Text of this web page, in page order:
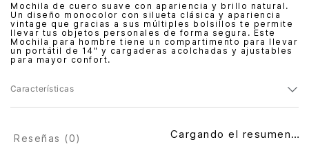
Mochila de cuero suave con apariencia y brillo natural.
Un diseño monocolor con silueta clásica y apariencia
vintage que gracias a sus múltiples bolsillos te permite
llevar tus objetos personales de forma segura. Este
Mochila para hombre tiene un compartimento para llevar
un portátil de 14" y cargaderas acolchadas y ajustables
para mayor confort.
Características
Reseñas (0) Cargando el resumen…